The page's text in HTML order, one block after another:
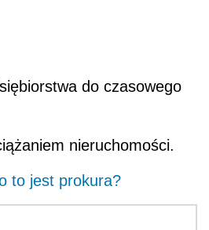
do czasowego
nieruchomości.
to jest prokura?